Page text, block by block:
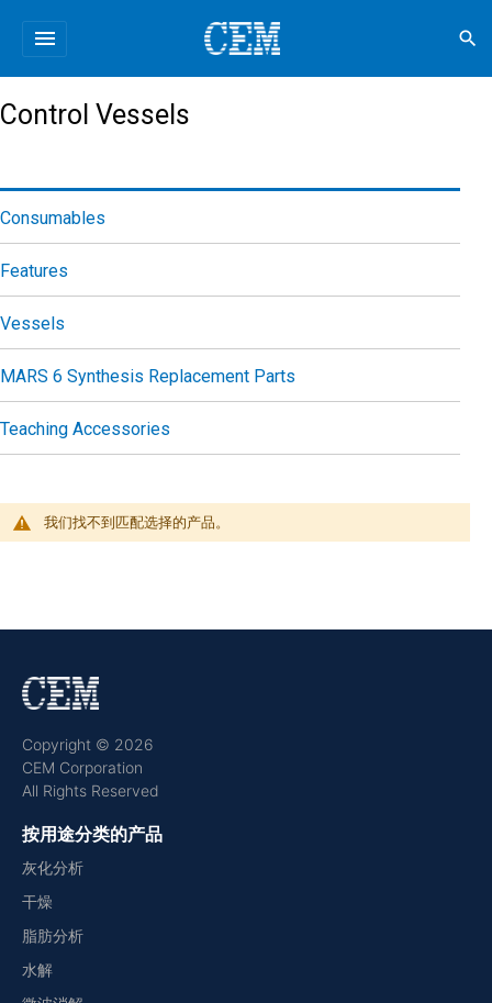
menu search
Control Vessels
我们找不到匹配选择的产品。
Consumables
Features
Vessels
MARS 6 Synthesis Replacement Parts
Teaching Accessories
Copyright © 2026
CEM Corporation
All Rights Reserved
按用途分类的产品
灰化分析
干燥
脂肪分析
水解